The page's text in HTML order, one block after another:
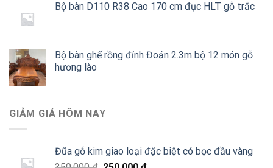
Bộ bàn D110 R38 Cao 170 cm đục HLT gỗ trắc
Bộ bàn ghế rồng đỉnh Đoản 2.3m bộ 12 món gỗ
hương lào
GIẢM GIÁ HÔM NAY
Đũa gỗ kim giao loại đặc biệt có bọc đầu vàng